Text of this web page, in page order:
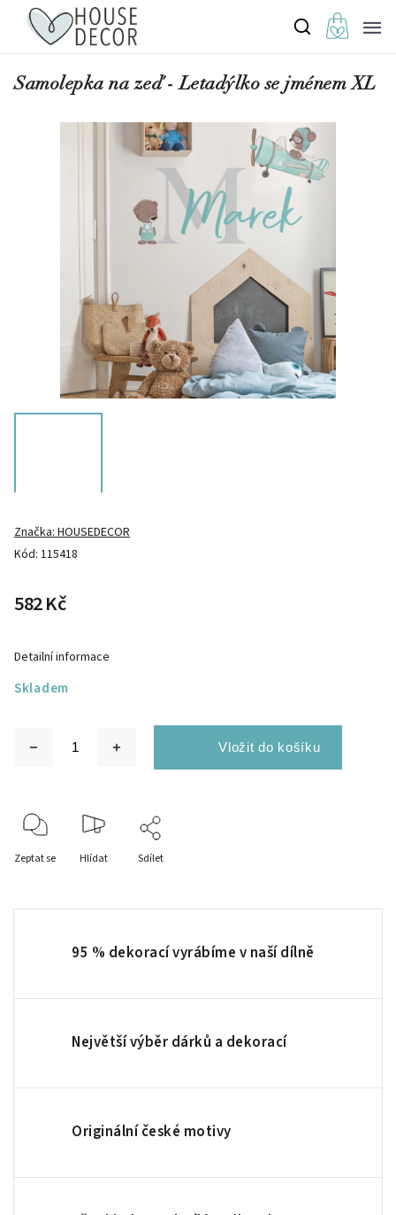
Samolepka na zeď - Letadýlko se jménem XL
Kód: 115418
Značka:HOUSEDECOR
582 Kč
Skladem
Detailní informace
Zeptat se Hlídat Sdílet
95 % dekorací vyrábíme v naší dílně
Největší výběr dárků a dekorací
Originální české motivy